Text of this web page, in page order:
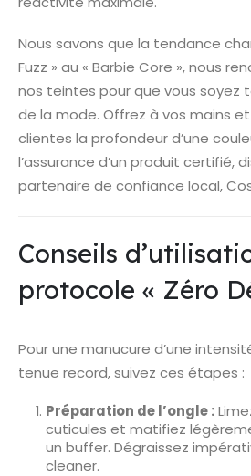
Nous savons que la tendance
Fuzz » au « Barbie Core », nous
nos teintes pour que vous soyez
de la mode. Offrez à vos mains
clientes la profondeur d’une
l’assurance d’un produit certifié,
partenaire de confiance local,
Conseils
protocole « Zéro
Pour une manucure d’une
tenue record, suivez ces étapes :
Préparation de l’ongle :
cuticules et matifiez
un buffer. Dégraissez
cleaner.